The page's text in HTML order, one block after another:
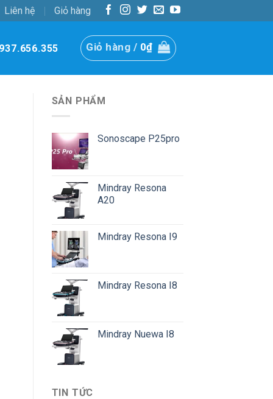
Liên hệ Giỏ hàng
Giỏ hàng / 0₫
SẢN PHẨM
Sonoscape P25pro
Mindray Resona
A20
Mindray Resona I9
Mindray Resona I8
Mindray Nuewa I8
TIN TỨC